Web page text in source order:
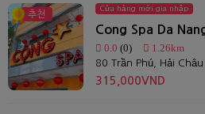
추천
Cửa hàng mới gia nhập
Cong Spa Da
0.0 (0) 1.26km
80 Trần Phú, Hải
315,000VND